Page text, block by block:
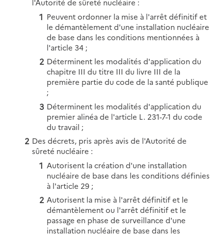
l'Autorité de sûreté nucléaire :
Peuvent ordonner la mise à l'arrêt définitif et
le démantèlement d'une installation nucléaire
de base dans les conditions mentionnées à
l'article 34 ;
Déterminent les modalités d'application du
chapitre III du titre III du livre III de la
première partie du code de la santé publique
;
Déterminent les modalités d'application du
premier alinéa de l'article L. 231-7-1 du code
du travail ;
Des décrets, pris après avis de l'Autorité de
sûreté nucléaire :
Autorisent la création d'une installation
nucléaire de base dans les conditions définies
à l'article 29 ;
Autorisent la mise à l'arrêt définitif et le
démantèlement ou l'arrêt définitif et le
passage en phase de surveillance d'une
installation nucléaire de base dans les